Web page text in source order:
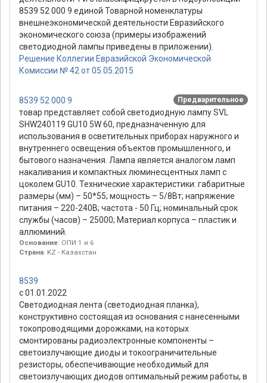
8539 52 000 9 единой Товарной номенклатуры
внешнеэкономической деятельности Евразийского
экономического союза (примеры изображений
светодиодной лампы приведены в приложении).
Решение Коллегии Евразийской Экономической
Комиссии № 42 от 05.05.2015
Предварительное
8539 52 000 9
товар представляет собой светодиодную лампу SVL
SHW240119 GU10 5W 60, предназначенную для
использования в осветительных приборах наружного и
внутреннего освещения объектов промышленного, и
бытового назначения. Лампа является аналогом ламп
накаливания и компактных люминесцентных ламп с
цоколем GU10. Технические характеристики: габаритные
размеры (мм) – 50*55; мощность – 5/8Вт; напряжение
питания – 220-240В; частота - 50 Гц; номинальный срок
службы (часов) – 25000; Материал корпуса – пластик и
аллюминий.
Основание: ОПИ 1 и 6
Страна: KZ - Казахстан
8539
с 01.01.2022
Светодиодная лента (светодиодная планка),
конструктивно состоящая из основания с нанесенными
токопроводящими дорожками, на которых
смонтированы радиоэлектронные компоненты –
светоизлучающие диоды и токоограничительные
резисторы, обеспечивающие необходимый для
светоизлучающих диодов оптимальный режим работы, в